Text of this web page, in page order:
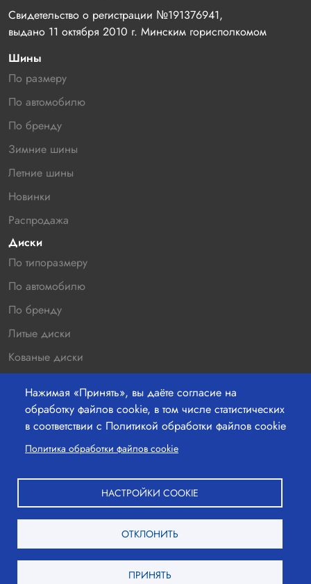
Нажимая «Принять», вы даёте согласие на
обработку файлов cookie, в том числе статистических
в соответствии с Политикой обработки файлов cookie
Политика обработки файлов cookie
НАСТРОЙКИ COOKIE
ОТКЛОНИТЬ
ПРИНЯТЬ
Свидетельство о регистрации №191376941,
выдано 11 октября 2010 г. Минским горисполкомом
Шины
По размеру
По автомобилю
По бренду
Зимние шины
Летние шины
Новинки
Распродажа
Диски
По типоразмеру
По автомобилю
По бренду
Литые диски
Кованые диски
Распродажа
Контакты
220036 г.Минск, Бетонный проезд 19а, офис 211
+37529-363-05-00
+37517-363-25-00